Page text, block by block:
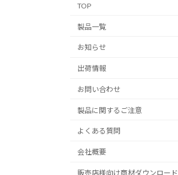
TOP
製品一覧
お知らせ
出荷情報
お問い合わせ
製品に関するご注意
よくある質問
会社概要
販売店様向け商材ダウンロード